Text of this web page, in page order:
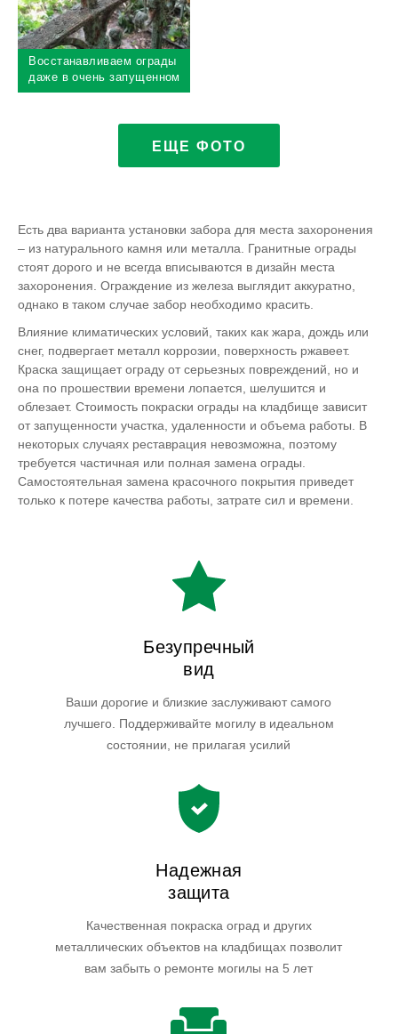
Восстанавливаем ограды
даже в очень запущенном
состоянии
ЕЩЕ ФОТО
Есть два варианта установки забора для места захоронения
– из натурального камня или металла. Гранитные ограды
стоят дорого и не всегда вписываются в дизайн места
захоронения. Ограждение из железа выглядит аккуратно,
однако в таком случае забор необходимо красить.
Влияние климатических условий, таких как жара, дождь или
снег, подвергает металл коррозии, поверхность ржавеет.
Краска защищает ограду от серьезных повреждений, но и
она по прошествии времени лопается, шелушится и
облезает. Стоимость покраски ограды на кладбище зависит
от запущенности участка, удаленности и объема работы. В
некоторых случаях реставрация невозможна, поэтому
требуется частичная или полная замена ограды.
Самостоятельная замена красочного покрытия приведет
только к потере качества работы, затрате сил и времени.
Безупречный
вид
Ваши дорогие и близкие заслуживают самого
лучшего. Поддерживайте могилу в идеальном
состоянии, не прилагая усилий
Надежная
защита
Качественная покраска оград и других
металлических объектов на кладбищах позволит
вам забыть о ремонте могилы на 5 лет